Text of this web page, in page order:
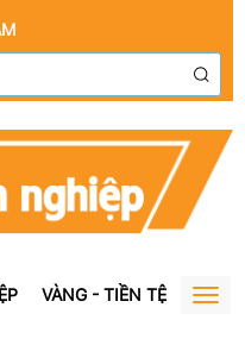
VÀNG - TIỀN TỆ BẤT